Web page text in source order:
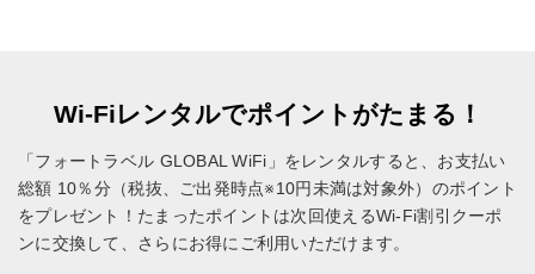
Wi-Fiレンタルでポイントがたまる！
「フォートラベル GLOBAL WiFi」をレンタルすると、お支払い
総額 10％分（税抜、ご出発時点※10円未満は対象外）のポイント
をプレゼント！ たまったポイントは次回使えるWi-Fi割引クーポ
ンに交換して、さらにお得にご利用いただけます。